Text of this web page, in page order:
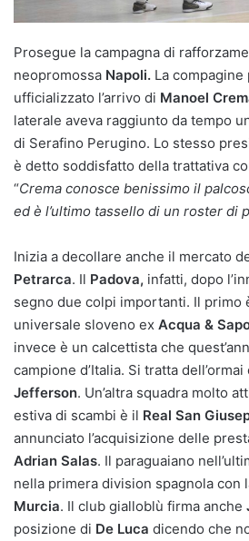
Prosegue la campagna di
neopromossa Napoli. La
ufficializzato l’arrivo di Manoel
laterale aveva raggiunto da tempo
di Serafino Perugino. Lo stesso
è detto soddisfatto della trattativa
“Crema conosce benissimo il
ed è l’ultimo tassello di un roster di
Inizia a decollare anche il mercato
Petrarca. Il Padova, infatti, dopo
segno due colpi importanti. Il primo
universale sloveno ex Acqua &
invece è un calcettista che
campione d’Italia. Si tratta dell’ormai
Jefferson. Un’altra squadra molto
estiva di scambi è il Real San
annunciato l’acquisizione delle
Adrian Salas. Il paraguaiano
nella primera division spagnola con
Murcia. Il club gialloblù firma anche
posizione di De Luca dicendo che